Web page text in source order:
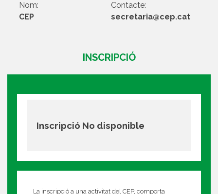
Nom:
CEP
Contacte:
secretaria@cep.cat
INSCRIPCIÓ
Inscripció No disponible
La inscripció a una activitat del CEP, comporta